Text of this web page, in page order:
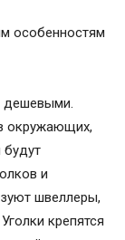
особенностям
дешевыми.
окружающих,
будут
и
швеллеры,
крепятся